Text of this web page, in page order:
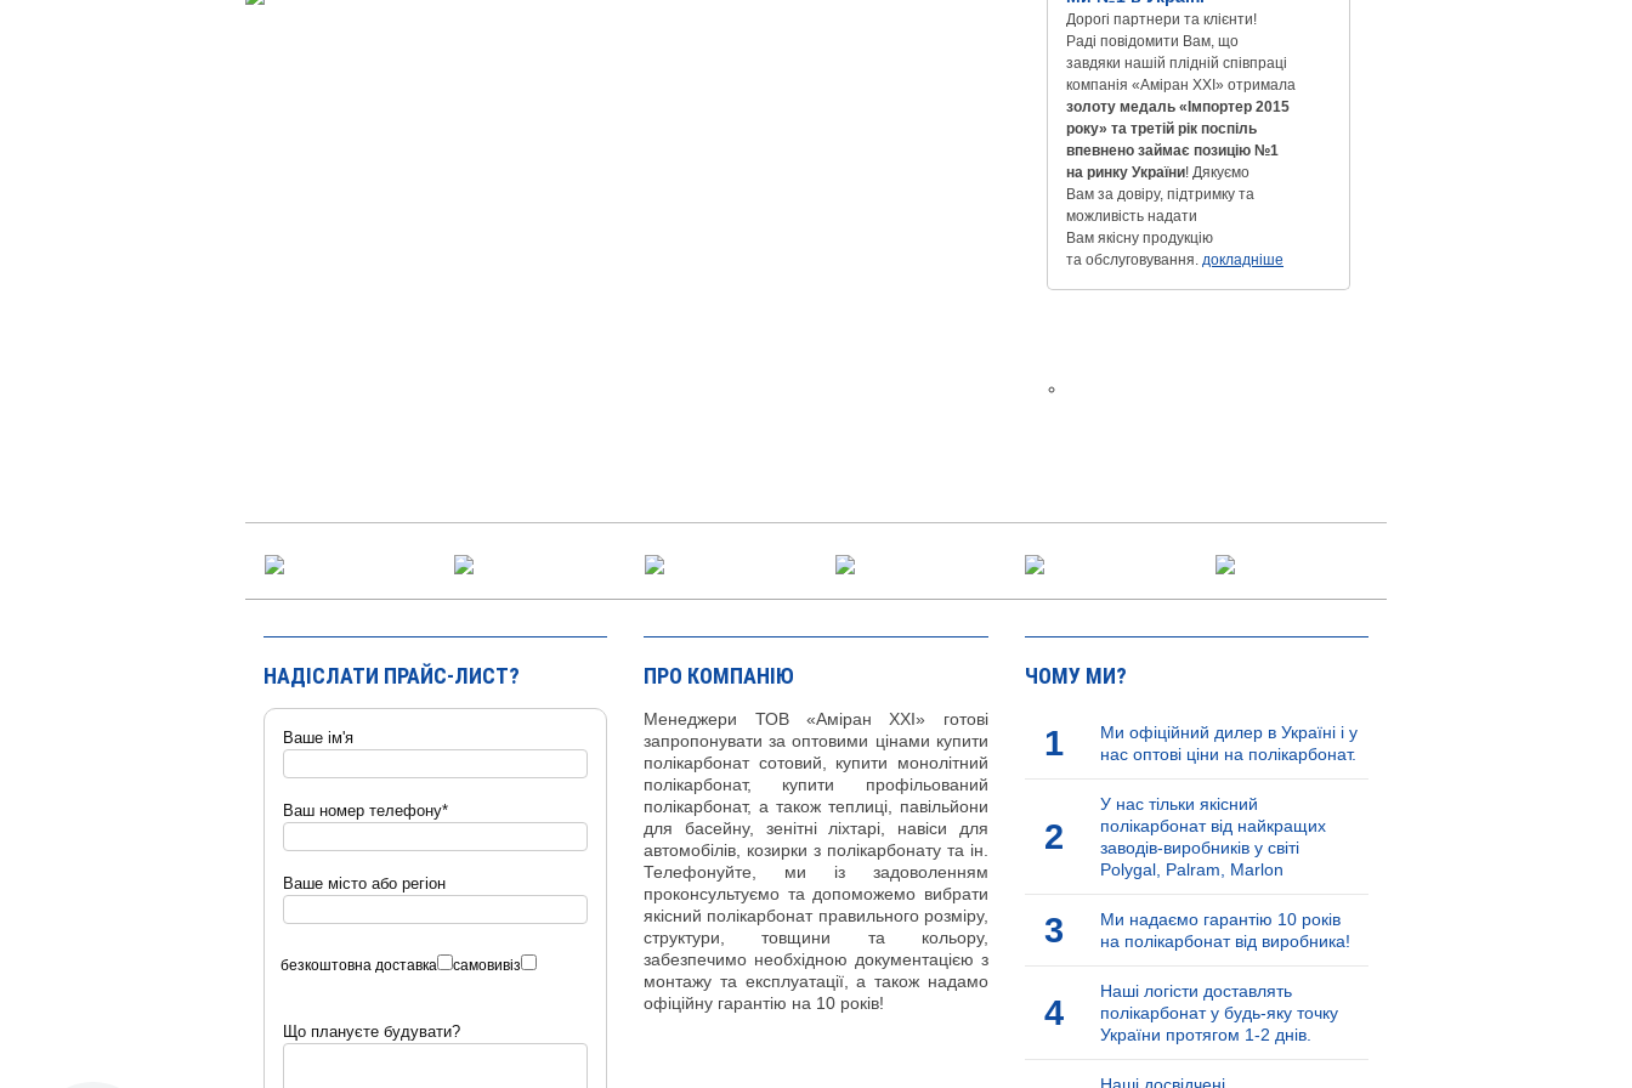
Дорогі партнери та клієнти!
Раді повідомити Вам, що
завдяки нашій плідній співпраці
компанія «Аміран XXI» отримала
золоту медаль «Імпортер 2015
року» та третій рік поспіль
впевнено займає позицію №1
на ринку України! Дякуємо
Вам за довіру, підтримку та
можливість надати
Вам якісну продукцію
та обслуговування. докладніше
НАДІСЛАТИ ПРАЙС-ЛИСТ?
Ваше ім'я
Ваш номер телефону*
Ваше місто або регіон
безкоштовна доставка самовивіз
Що плануєте будувати?
ПРО КОМПАНІЮ
Менеджери ТОВ «Аміран XXI» готові
запропонувати за оптовими цінами купити
полікарбонат сотовий, купити монолітний
полікарбонат, купити профільований
полікарбонат, а також теплиці, павільйони
для басейну, зенітні ліхтарі, навіси для
автомобілів, козирки з полікарбонату та ін.
Телефонуйте, ми із задоволенням
проконсультуємо та допоможемо вибрати
якісний полікарбонат правильного розміру,
структури, товщини та кольору,
забезпечимо необхідною документацією з
монтажу та експлуатації, а також надамо
офіційну гарантію на 10 років!
ЧОМУ МИ?
1
Ми офіційний дилер в Україні і у
нас оптові ціни на полікарбонат.
2
У нас тільки якісний
полікарбонат від найкращих
заводів-виробників у світі
Polygal, Palram, Marlon
3
Ми надаємо гарантію 10 років
на полікарбонат від виробника!
4
Наші логісти доставлять
полікарбонат у будь-яку точку
України протягом 1-2 днів.